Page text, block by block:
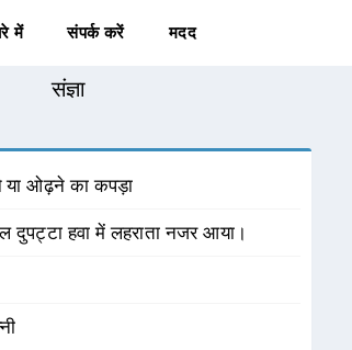
में संपर्क करें मदद
संज्ञा
या ओढ़ने का कपड़ा
दुपट्टा हवा में लहराता नजर आया।